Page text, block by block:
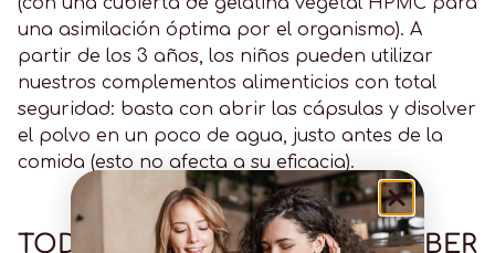
una asimilación óptima por el organismo). A
partir de los 3 años, los niños pueden utilizar
nuestros complementos alimenticios con total
seguridad: basta con abrir las cápsulas y disolver
el polvo en un poco de agua, justo antes de la
comida (esto no afecta a su eficacia).
TODO LO QUE NECESITAS SABER